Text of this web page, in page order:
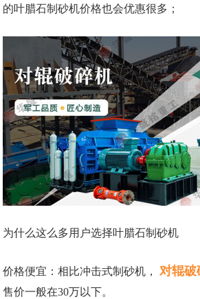
的叶腊石制砂机价格也会优惠很多；
为什么这么多用户选择叶腊石制砂机
价格便宜：相比冲击式制砂机， 对辊破
售价一般在30万以下。